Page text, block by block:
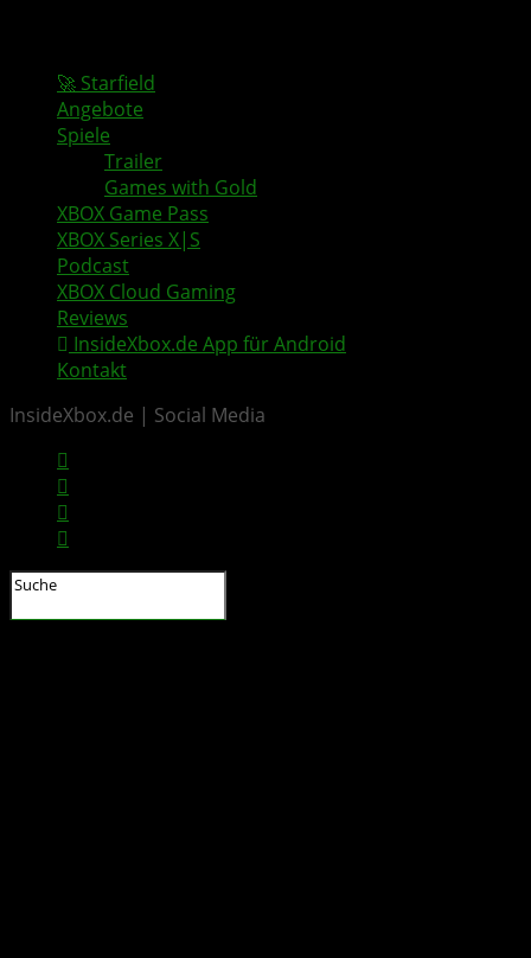
🚀 Starfield
Angebote
Spiele
Trailer
Games with Gold
XBOX Game Pass
XBOX Series X|S
Podcast
XBOX Cloud Gaming
Reviews
InsideXbox.de App für Android
Kontakt
InsideXbox.de | Social Media